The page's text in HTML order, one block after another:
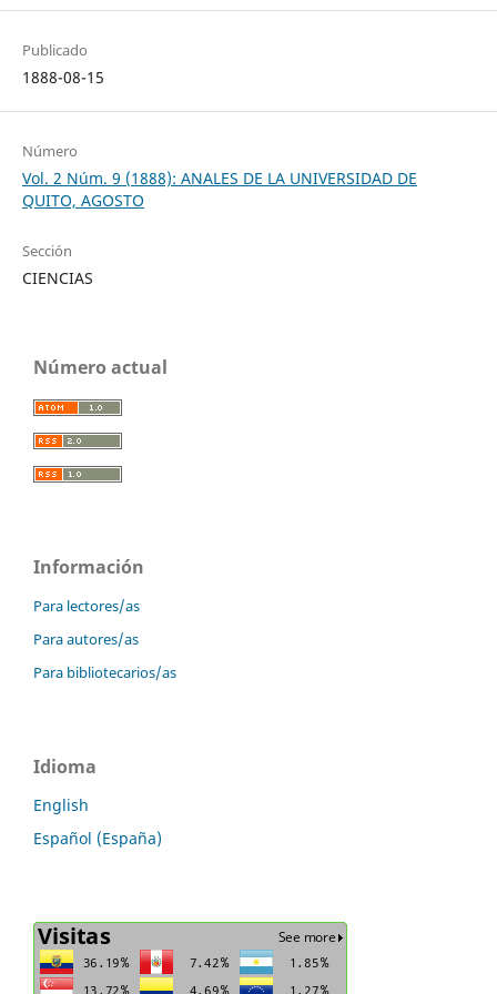
Publicado
1888-08-15
Número
Vol. 2 Núm. 9 (1888): ANALES DE LA UNIVERSIDAD DE
QUITO, AGOSTO
Sección
CIENCIAS
Número actual
Información
Para lectores/as
Para autores/as
Para bibliotecarios/as
Idioma
English
Español (España)